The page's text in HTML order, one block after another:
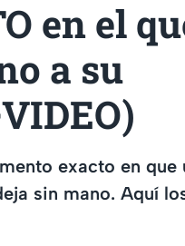
en el
a su
exacto en que
sin mano. Aquí